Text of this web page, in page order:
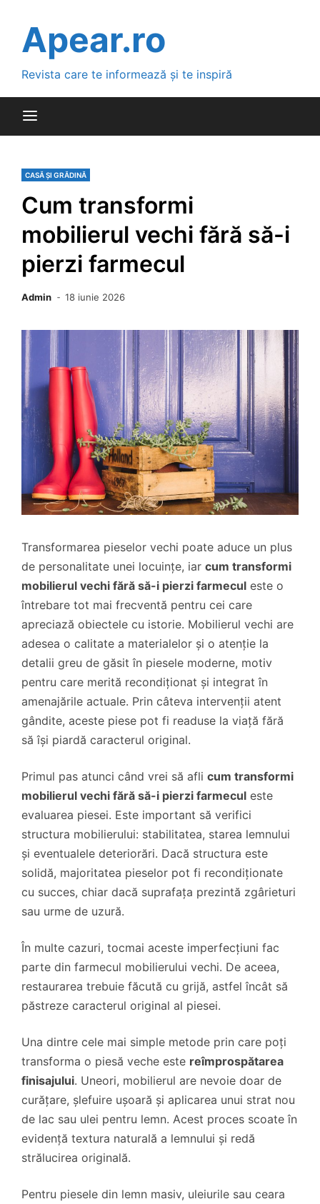
contentApear.ro
Revista care te informează și te inspiră
CASĂ ȘI GRĂDINĂ
Cum transformi
mobilierul vechi fără să-i
pierzi farmecul
Admin 18 iunie 2026
Transformarea pieselor vechi poate aduce un plus
de personalitate unei locuințe, iar cum transformi
mobilierul vechi fără să-i pierzi farmecul este o
întrebare tot mai frecventă pentru cei care
apreciază obiectele cu istorie. Mobilierul vechi are
adesea o calitate a materialelor și o atenție la
detalii greu de găsit în piesele moderne, motiv
pentru care merită recondiționat și integrat în
amenajările actuale. Prin câteva intervenții atent
gândite, aceste piese pot fi readuse la viață fără
să își piardă caracterul original.
Primul pas atunci când vrei să afli cum transformi
mobilierul vechi fără să-i pierzi farmecul este
evaluarea piesei. Este important să verifici
structura mobilierului: stabilitatea, starea lemnului
și eventualele deteriorări. Dacă structura este
solidă, majoritatea pieselor pot fi recondiționate
cu succes, chiar dacă suprafața prezintă zgârieturi
sau urme de uzură.
În multe cazuri, tocmai aceste imperfecțiuni fac
parte din farmecul mobilierului vechi. De aceea,
restaurarea trebuie făcută cu grijă, astfel încât să
păstreze caracterul original al piesei.
Una dintre cele mai simple metode prin care poți
transforma o piesă veche este reîmprospătarea
finisajului. Uneori, mobilierul are nevoie doar de
curățare, șlefuire ușoară și aplicarea unui strat nou
de lac sau ulei pentru lemn. Acest proces scoate în
evidență textura naturală a lemnului și redă
strălucirea originală.
Pentru piesele din lemn masiv, uleiurile sau ceara